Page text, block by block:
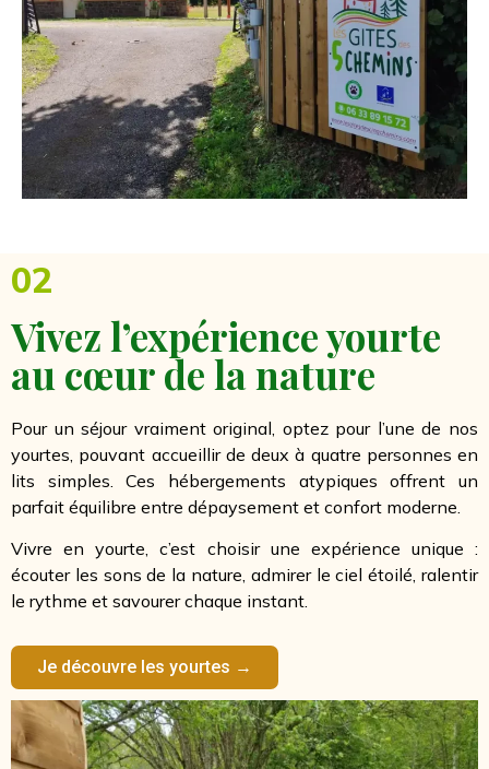
02
Vivez l’expérience yourte
au cœur de la nature
Pour un séjour vraiment original, optez pour l’une de nos
yourtes, pouvant accueillir de deux à quatre personnes en
lits simples. Ces hébergements atypiques offrent un
parfait équilibre entre dépaysement et confort moderne.
Vivre en yourte, c’est choisir une expérience unique :
écouter les sons de la nature, admirer le ciel étoilé, ralentir
le rythme et savourer chaque instant.
Je découvre les yourtes →